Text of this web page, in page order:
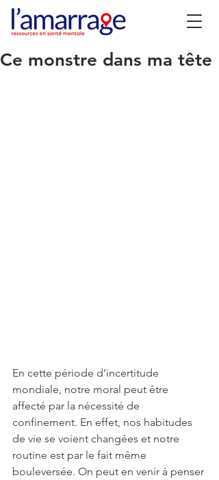
Ce monstre dans ma tête
En cette période d’incertitude
mondiale, notre moral peut être
affecté par la nécessité de
confinement. En effet, nos habitudes
de vie se voient changées et notre
routine est par le fait même
bouleversée. On peut en venir à penser